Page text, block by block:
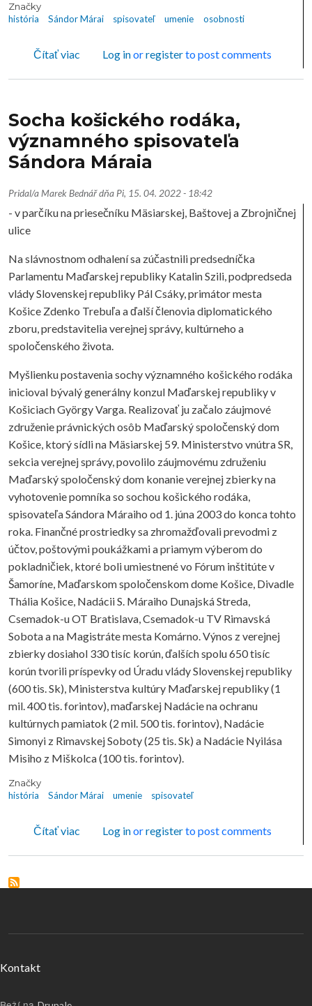
Značky
história
Sándor Márai spisovateľ umenie osobnosti
Čítať viaco Sándor Márai
Log inorregisterto post comments
Socha košického rodáka,
významného spisovateľa
Sándora Máraia
Pridal/a Marek Bednářdňa Pi, 15. 04. 2022 - 18:42
- v parčíku na priesečníku Mäsiarskej, Baštovej a Zbrojničnej
ulice
Na slávnostnom odhalení sa zúčastnili predsedníčka
Parlamentu Maďarskej republiky Katalin Szili, podpredseda
vlády Slovenskej republiky Pál Csáky, primátor mesta
Košice Zdenko Trebuľa a ďalší členovia diplomatického
zboru, predstavitelia verejnej správy, kultúrneho a
spoločenského života.
Myšlienku postavenia sochy významného košického rodáka
inicioval bývalý generálny konzul Maďarskej republiky v
Košiciach György Varga. Realizovať ju začalo záujmové
združenie právnických osôb Maďarský spoločenský dom
Košice, ktorý sídli na Mäsiarskej 59. Ministerstvo vnútra SR,
sekcia verejnej správy, povolilo záujmovému združeniu
Maďarský spoločenský dom konanie verejnej zbierky na
vyhotovenie pomníka so sochou košického rodáka,
spisovateľa Sándora Máraiho od 1. júna 2003 do konca tohto
roka. Finančné prostriedky sa zhromažďovali prevodmi z
účtov, poštovými poukážkami a priamym výberom do
pokladničiek, ktoré boli umiestnené vo Fórum inštitúte v
Šamoríne, Maďarskom spoločenskom dome Košice, Divadle
Thália Košice, Nadácii S. Máraiho Dunajská Streda,
Csemadok-u OT Bratislava, Csemadok-u TV Rimavská
Sobota a na Magistráte mesta Komárno. Výnos z verejnej
zbierky dosiahol 330 tisíc korún, ďalších spolu 650 tisíc
korún tvorili príspevky od Úradu vlády Slovenskej republiky
(600 tis. Sk), Ministerstva kultúry Maďarskej republiky (1
mil. 400 tis. forintov), maďarskej Nadácie na ochranu
kultúrnych pamiatok (2 mil. 500 tis. forintov), Nadácie
Simonyi z Rimavskej Soboty (25 tis. Sk) a Nadácie Nyilása
Misiho z Miškolca (100 tis. forintov).
Značky
história
Sándor Márai umenie spisovateľ
Čítať viaco Socha košického rodáka, významného
Log inorregisterto post comments
Menu v päte
Kontakt